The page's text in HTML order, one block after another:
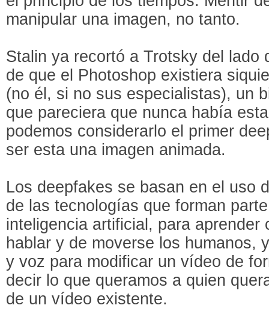
manipular una imagen, no tanto.
Stalin ya recortó a Trotsky del lado
de que el Photoshop existiera
(no él, si no sus especialistas), un
que pareciera que nunca había
podemos considerarlo el primer
ser esta una imagen animada.
Los deepfakes se basan en el uso
de las tecnologías que forman
inteligencia artificial, para aprender
hablar y de moverse los humanos,
y voz para modificar un vídeo de
decir lo que queramos a quien
de un vídeo existente.